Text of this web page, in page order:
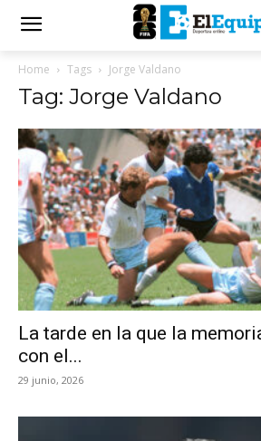
Home Tags Jorge Valdano
Tag: Jorge Valdano
La tarde en la que la
con el...
29 junio, 2026